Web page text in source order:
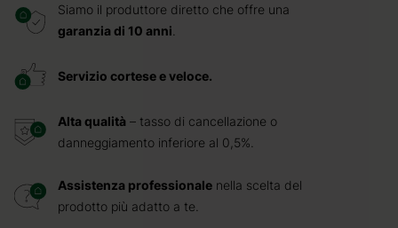
Siamo il produttore diretto che offre una
garanzia di 10 anni
Servizio cortese e veloce.
Alta qualità – tasso di cancellazione o
danneggiamento inferiore al 0,5%.
Assistenza professionale nella scelta del
prodotto più adatto a te.